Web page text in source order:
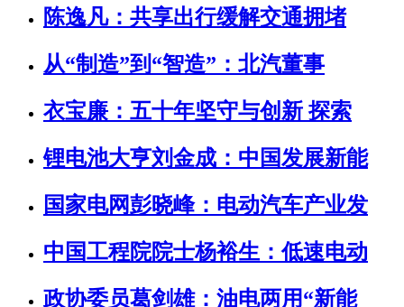
陈逸凡：共享出行缓解交通拥堵
从“制造”到“智造”：北汽董事
衣宝廉：五十年坚守与创新 探索
锂电池大亨刘金成：中国发展新能
国家电网彭晓峰：电动汽车产业发
中国工程院院士杨裕生：低速电动
政协委员葛剑雄：油电两用“新能